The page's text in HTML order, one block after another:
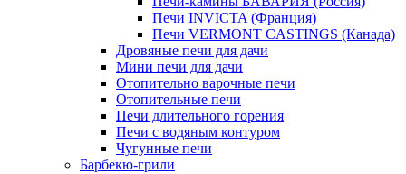
Печи INVICTA (Франция)
Печи VERMONT CASTINGS (Канада)
Дровяные печи для дачи
Мини печи для дачи
Отопительно варочные печи
Отопительные печи
Печи длительного горения
Печи с водяным контуром
Чугунные печи
Барбекю-грили